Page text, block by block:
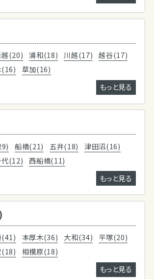
越(20) 浦和(18) 川越(17)
越谷(17)
(16)
草加(16)
もっと見る
船橋(21) 五井(18)
津田沼(16)
代(12)
西船橋(11)
もっと見る
(41) 本厚木(36) 大和(34)
平塚(20)
(18)
相模原(18)
もっと見る